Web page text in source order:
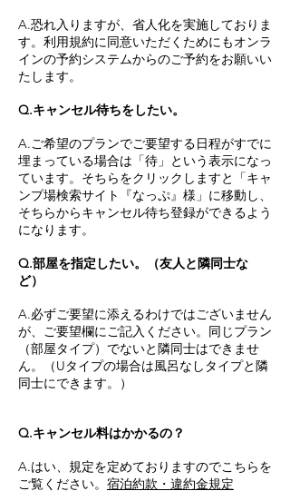
A.恐れ入りますが、 省人化を実施しておりま
す。利用規約に同意いただくためにもオンラ
インの予約システムからのご予約をお願いい
たします。
Q.キャンセル待ちをしたい。
A.ご希望のプランでご要望する日程がすでに
埋まっている場合は「待」という表示になっ
ています。そちらをクリックしますと「キャ
ンプ場検索サイト『なっぷ』様」に移動し、
そちらからキャンセル待ち登録ができるよう
になります。
Q.部屋を指定したい。（友人と隣同士な
ど）
A.必ずご要望に添えるわけではございません
が、ご要望欄にご記入ください。同じプラン
（部屋タイプ）でないと隣同士はできませ
ん。（Uタイプの場合は風呂なしタイプと隣
同士にできます。）
Q.キャンセル料はかかるの？
A.はい、規定を定めておりますのでこちらを
ご覧ください。 宿泊約款・違約金規定